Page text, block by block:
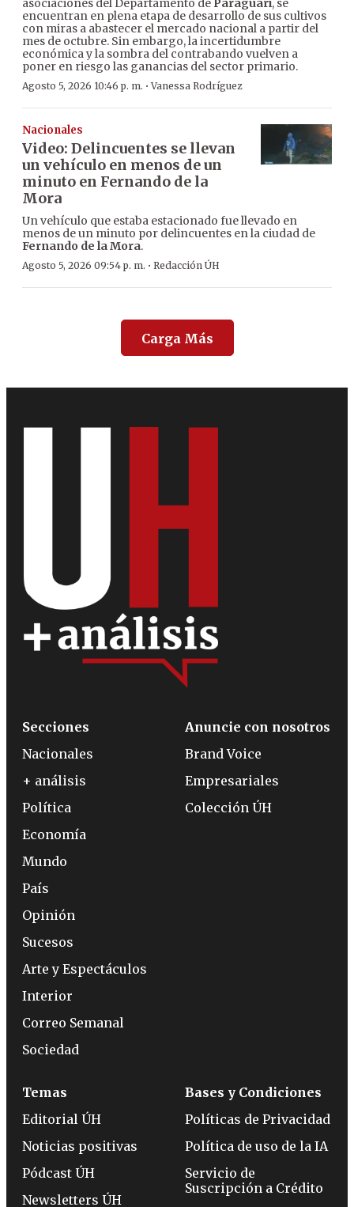
asociaciones del Departamento de Paraguarí, se
encuentran en plena etapa de desarrollo de sus cultivos
con miras a abastecer el mercado nacional a partir del
mes de octubre. Sin embargo, la incertidumbre
económica y la sombra del contrabando vuelven a
poner en riesgo las ganancias del sector primario.
Agosto 5, 2026 10:46 p. m. ·Vanessa Rodríguez
Nacionales
Video: Delincuentes se llevan
un vehículo en menos de un
minuto en Fernando de la
Mora
Un vehículo que estaba estacionado fue llevado en
menos de un minuto por delincuentes en la ciudad de
Fernando de la Mora.
Agosto 5, 2026 09:54 p. m. · Redacción ÚH
Carga Más
Secciones
Nacionales
+ análisis
Política
Economía
Mundo
País
Opinión
Sucesos
Arte y Espectáculos
Interior
Correo Semanal
Sociedad
Anuncie con nosotros
Brand Voice
Empresariales
Colección ÚH
Temas
Editorial ÚH
Noticias positivas
Pódcast ÚH
Newsletters ÚH
Bases y Condiciones
Políticas de Privacidad
Política de uso de la IA
Servicio de
Suscripción a Crédito